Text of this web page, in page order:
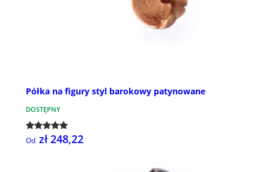
Półka na figury styl barokowy patynowane
DOSTĘPNY
Od zł 248,22